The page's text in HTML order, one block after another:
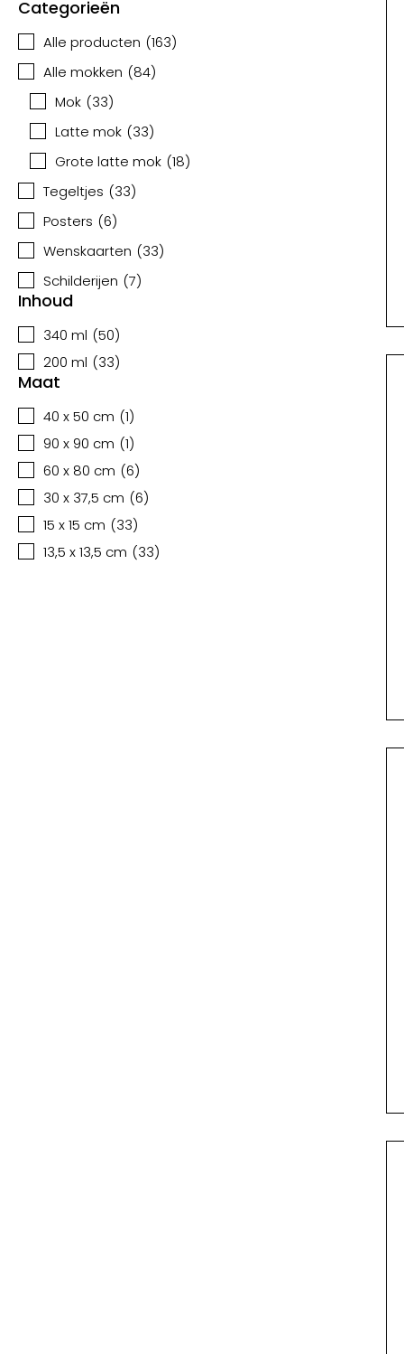
Categorieën
Alle producten (163)
Alle mokken (84)
Mok (33)
Latte mok (33)
Grote latte mok (18)
Tegeltjes (33)
Posters (6)
Wenskaarten (33)
Schilderijen (7)
Inhoud
340 ml (50)
200 ml (33)
Maat
40 x 50 cm (1)
90 x 90 cm (1)
60 x 80 cm (6)
30 x 37,5 cm (6)
15 x 15 cm (33)
13,5 x 13,5 cm (33)